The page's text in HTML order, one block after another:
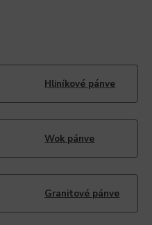
Hliníkové pánve
Wok pánve
Granitové pánve